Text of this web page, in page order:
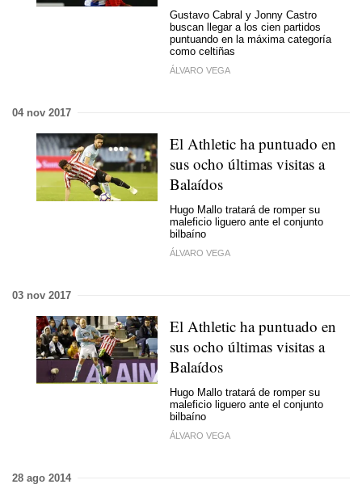
Gustavo Cabral y Jonny Castro
buscan llegar a los cien partidos
puntuando en la máxima categoría
como celtiñas
ÁLVARO VEGA
04 nov 2017
El Athletic ha puntuado en
sus ocho últimas visitas a
Balaídos
Hugo Mallo tratará de romper su
maleficio liguero ante el conjunto
bilbaíno
ÁLVARO VEGA
03 nov 2017
El Athletic ha puntuado en
sus ocho últimas visitas a
Balaídos
Hugo Mallo tratará de romper su
maleficio liguero ante el conjunto
bilbaíno
ÁLVARO VEGA
28 ago 2014